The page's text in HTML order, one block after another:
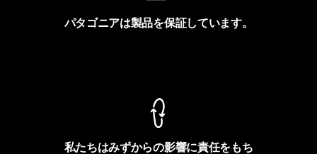
パタゴニアは製品を保証しています。
私たちはみずからの影響に責任をもち